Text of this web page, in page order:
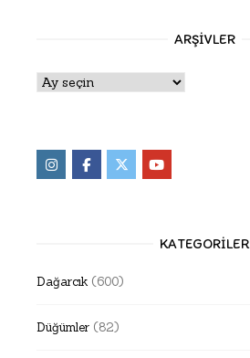
ARŞIVLER
Arşivler
KATEGORILER
Dağarcık (600)
Düğümler (82)